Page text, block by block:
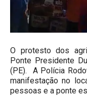
O protesto dos
Ponte Presidente
(PE). A Polícia
manifestação no
pessoas e a ponte